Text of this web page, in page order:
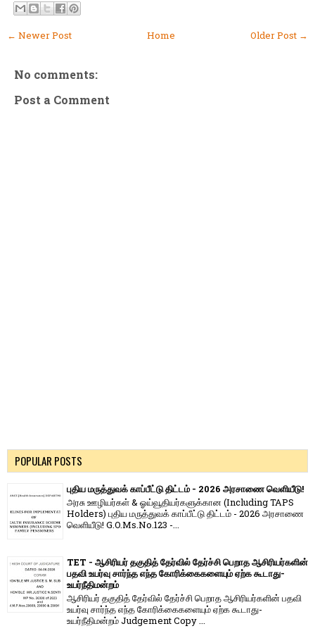
← Newer Post Older Post →
Home
No comments:
Post a Comment
POPULAR POSTS
புதிய மருத்துவக் காப்பீட்டு திட்டம் - 2026 அரசாணை வெளியீடு!
அரசு ஊழியர்கள் & ஓய்வூதியர்களுக்கான (Including TAPS
Holders) புதிய மருத்துவக் காப்பீட்டு திட்டம் - 2026 அரசாணை
வெளியீடு! G.O.Ms.No.123 -...
TET - ஆசிரியர் தகுதித் தேர்வில் தேர்ச்சி பெறாத ஆசிரியர்களின்
பதவி உயர்வு சார்ந்த எந்த கோரிக்கைகளையும் ஏற்க கூடாது-
உயர்நீதிமன்றம்
ஆசிரியர் தகுதித் தேர்வில் தேர்ச்சி பெறாத ஆசிரியர்களின் பதவி
உயர்வு சார்ந்த எந்த கோரிக்கைகளையும் ஏற்க கூடாது-
உயர்நீதிமன்றம் Judgement Copy ...